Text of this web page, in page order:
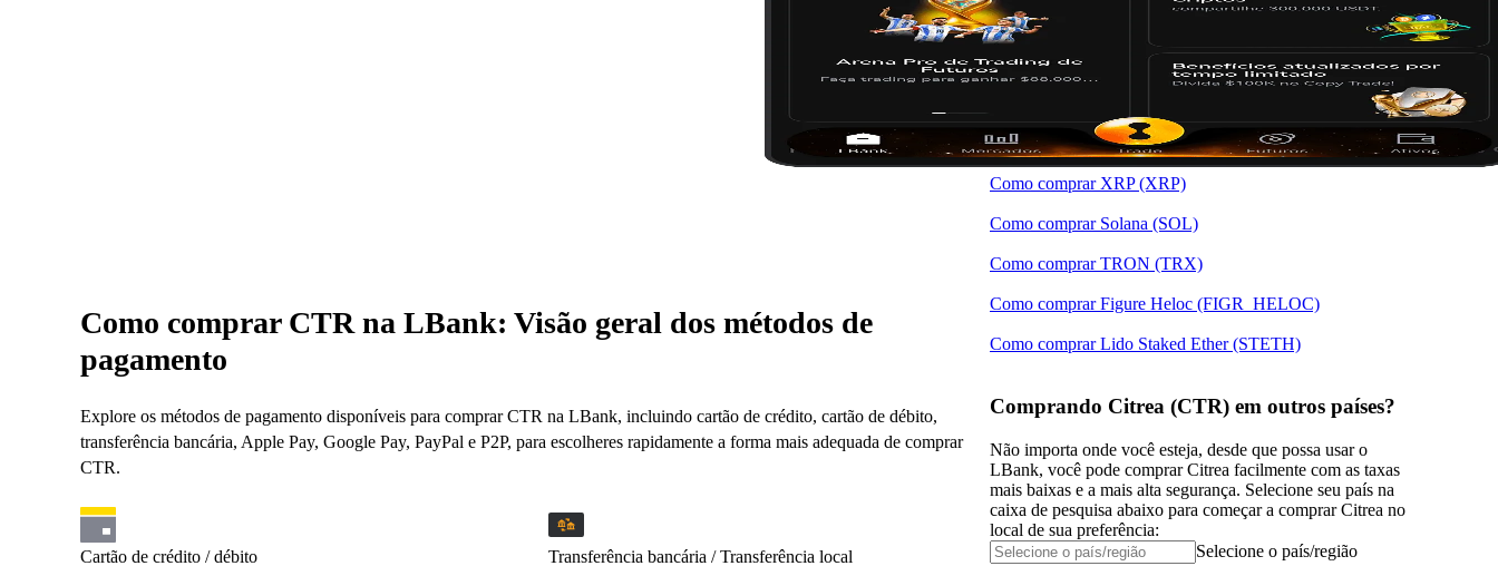
Como comprar CTR na LBank: Visão geral dos métodos de
pagamento
Explore os métodos de pagamento disponíveis para comprar CTR na LBank, incluindo cartão de crédito, cartão de débito,
transferência bancária, Apple Pay, Google Pay, PayPal e P2P, para escolheres rapidamente a forma mais adequada de comprar
CTR.
Cartão de crédito / débito Transferência bancária / Transferência local
Como comprar Ethereum (ETH)
Como comprar Tether (USDT)
Como comprar USDC (USDC)
Como comprar XRP (XRP)
Como comprar Solana (SOL)
Como comprar TRON (TRX)
Como comprar Figure Heloc (FIGR_HELOC)
Como comprar Lido Staked Ether (STETH)
Comprando Citrea (CTR) em outros países?
Não importa onde você esteja, desde que possa usar o
LBank, você pode comprar Citrea facilmente com as taxas
mais baixas e a mais alta segurança. Selecione seu país na
caixa de pesquisa abaixo para começar a comprar Citrea no
local de sua preferência:
Selecione o país/região